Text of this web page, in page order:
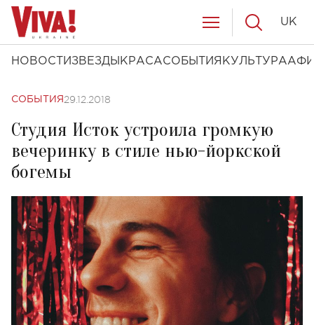
НОВОСТИ ЗВЕЗДЫ КРАСАСОБЫТИЯ КУЛЬТУРА
UK
СОБЫТИЯ 29.12.2018
Студия Исток устроила громкую
вечеринку в стиле нью-йоркской
богемы